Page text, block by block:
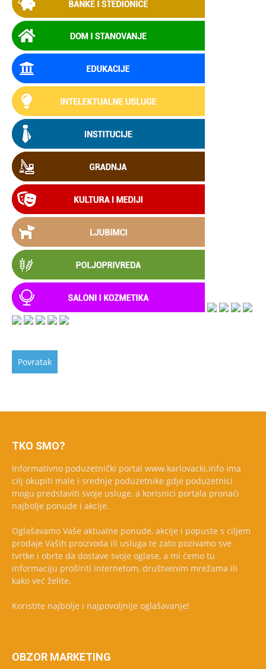
TKO SMO?
Informativno poduzetnički portal www.karlovacki.info ima
cilj okupiti male i srednje poduzetnike gdje poduzetnici
mogu predstaviti svoje usluge, a korisnici portala pronaći
najbolje ponude i akcije.
Oglašavamo Vaše aktualne ponude, akcije i popuste s ciljem
prodaje Vaših proizvoda ili usluga te zato pozivamo sve
tvrtke i obrte da dostave svoje oglase, a mi ćemo tu
informaciju proširiti internetom, društvenim mrežama ili
kako već želite.
Koristite najbolje i najpovoljnije oglašavanje!
OBZOR MARKETING